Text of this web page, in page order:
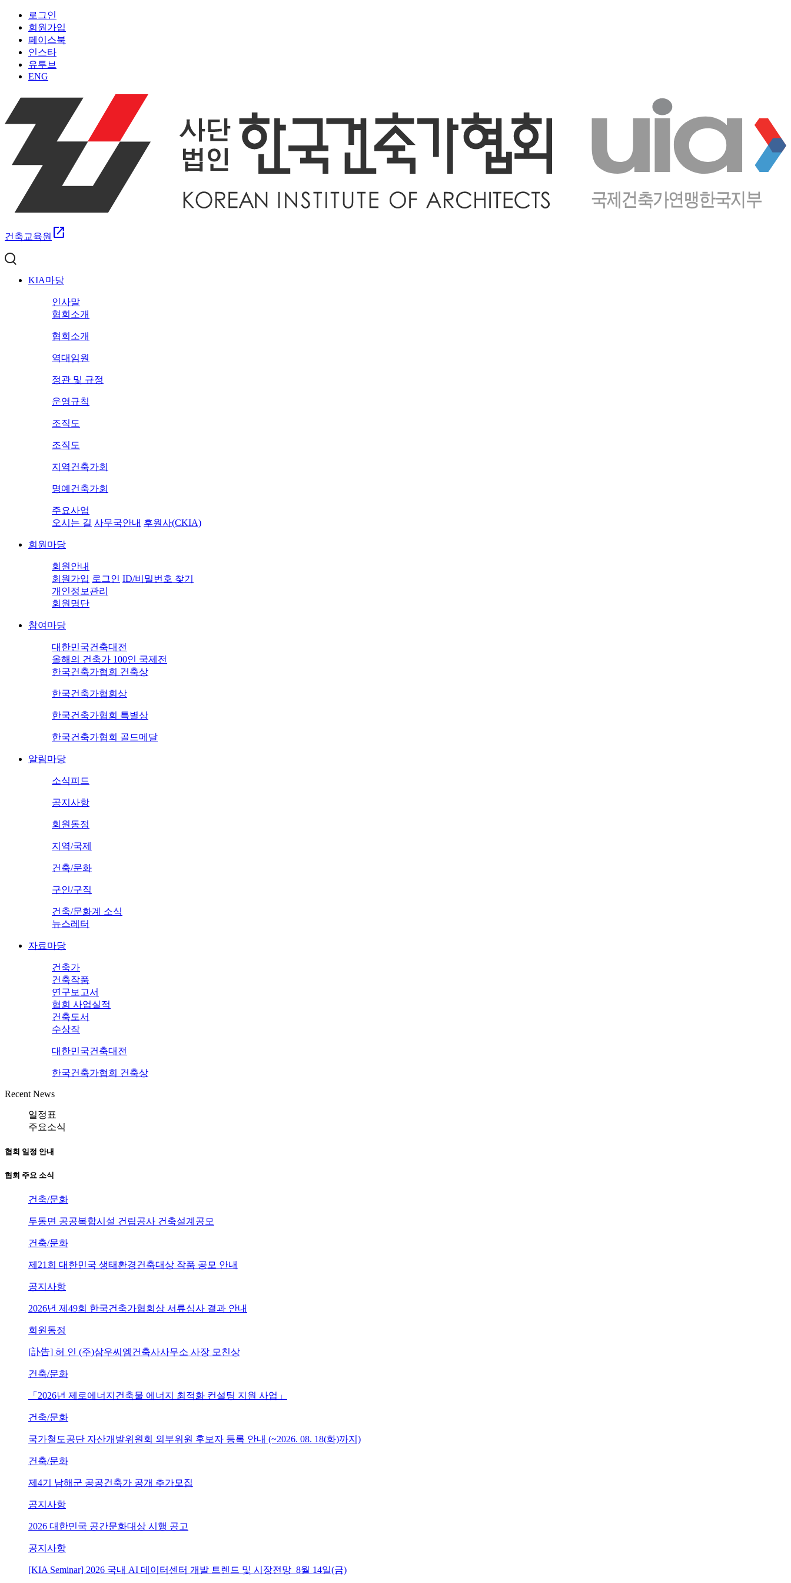
로그인
회원가입
페이스북
인스타
유투브
ENG
건축교육원 open_in_new
KIA마당
인사말
협회소개
협회소개
역대임원
정관 및 규정
운영규칙
조직도
조직도
지역건축가회
명예건축가회
주요사업
오시는 길 사무국안내 후원사(CKIA)
회원마당
회원안내
회원가입 로그인 ID/비밀번호 찾기
개인정보관리
회원명단
참여마당
대한민국건축대전
올해의 건축가 100인 국제전
한국건축가협회 건축상
한국건축가협회상
한국건축가협회 특별상
한국건축가협회 골드메달
알림마당
소식피드
공지사항
회원동정
지역/국제
건축/문화
구인/구직
건축/문화계 소식
뉴스레터
자료마당
건축가
건축작품
연구보고서
협회 사업실적
건축도서
수상작
대한민국건축대전
한국건축가협회 건축상
Recent News
일정표
주요소식
협회 일정 안내
협회 주요 소식
건축/문화
두동면 공공복합시설 건립공사 건축설계공모
건축/문화
제21회 대한민국 생태환경건축대상 작품 공모 안내
공지사항
2026년 제49회 한국건축가협회상 서류심사 결과 안내
회원동정
[訃告] 허 인 (주)삼우씨엠건축사사무소 사장 모친상
건축/문화
「2026년 제로에너지건축물 에너지 최적화 컨설팅 지원 사업」
건축/문화
국가철도공단 자산개발위원회 외부위원 후보자 등록 안내 (~2026. 08. 18(화)까지)
건축/문화
제4기 남해군 공공건축가 공개 추가모집
공지사항
2026 대한민국 공간문화대상 시행 공고
공지사항
[KIA Seminar] 2026 국내 AI 데이터센터 개발 트렌드 및 시장전망_8월 14일(금)